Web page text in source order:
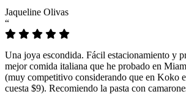
Jaqueline Olivas
“
Una joya escondida. Fácil estacionamiento y
mejor comida italiana que he probado en
(muy competitivo considerando que en Koko
cuesta $9). Recomiendo la pasta con